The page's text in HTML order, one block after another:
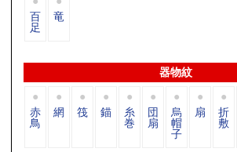
百
足
竜
器物紋
赤
鳥
網 筏 錨 糸
巻
団
扇
烏
帽
子
扇 折
敷